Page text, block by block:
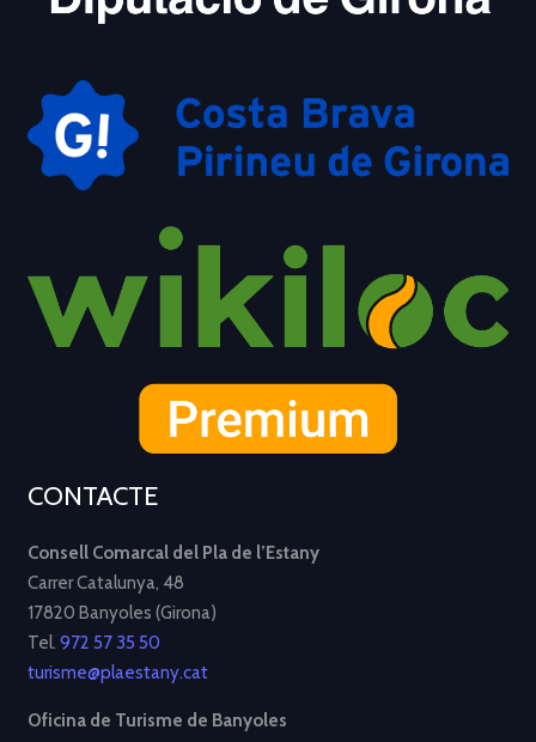
CONTACTE
Consell Comarcal del Pla de l’Estany
Carrer Catalunya, 48
17820 Banyoles (Girona)
Tel. 972 57 35 50
turisme@plaestany.cat
Oficina de Turisme de Banyoles